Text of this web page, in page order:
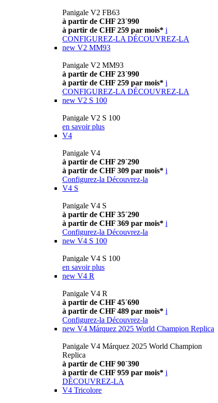
Panigale V2 FB63
à partir de CHF 23´990
à partir de CHF 259 par mois* i
CONFIGUREZ-LA DÉCOUVREZ-LA
new V2 MM93
Panigale V2 MM93
à partir de CHF 23´990
à partir de CHF 259 par mois* i
CONFIGUREZ-LA DÉCOUVREZ-LA
new V2 S 100
Panigale V2 S 100
en savoir plus
V4
Panigale V4
à partir de CHF 29´290
à partir de CHF 309 par mois* i
Configurez-la Découvrez-la
V4 S
Panigale V4 S
à partir de CHF 35´290
à partir de CHF 369 par mois* i
Configurez-la Découvrez-la
new V4 S 100
Panigale V4 S 100
en savoir plus
new V4 R
Panigale V4 R
à partir de CHF 45´690
à partir de CHF 489 par mois* i
Configurez-la Découvrez-la
new V4 Márquez 2025 World Champion Replica
Panigale V4 Márquez 2025 World Champion
Replica
à partir de CHF 90´390
à partir de CHF 959 par mois* i
DÉCOUVREZ-LA
V4 Tricolore